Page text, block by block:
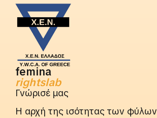
femina
rightslab
Γνώρισέ μας
Η αρχή της ισότητας των φύλων